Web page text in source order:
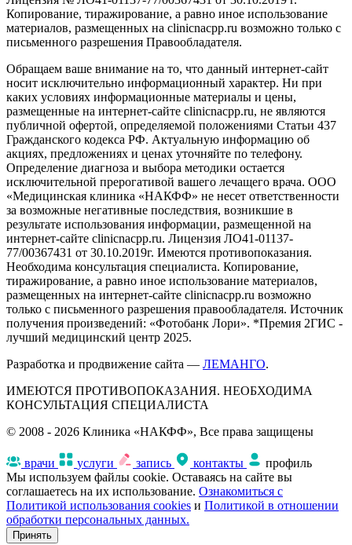
Копирование, тиражирование, а равно иное использование
материалов, размещенных на clinicnacpp.ru возможно только с
письменного разрешения Правообладателя.
Обращаем ваше внимание на то, что данный интернет-сайт
носит исключительно информационный характер. Ни при
каких условиях информационные материалы и цены,
размещенные на интернет-сайте clinicnacpp.ru, не являются
публичной офертой, определяемой положениями Статьи 437
Гражданского кодекса РФ. Актуальную информацию об
акциях, предложениях и ценах уточняйте по телефону.
Определение диагноза и выбора методики остается
исключительной прерогативой вашего лечащего врача. ООО
«Медицинская клиника «НАКФФ» не несет ответственности
за возможные негативные последствия, возникшие в
результате использования информации, размещенной на
интернет-сайте clinicnacpp.ru. Лицензия ЛО41-01137-
77/00367431 от 30.10.2019г. Имеются противопоказания.
Необходима консультация специалиста. Копирование,
тиражирование, а равно иное использование материалов,
размещенных на интернет-сайте clinicnacpp.ru возможно
только с письменного разрешения правообладателя. Источник
получения произведений: «Фотобанк Лори». *Премия 2ГИС -
лучший медицинский центр 2025.
Разработка и продвижение сайта — ЛЕМАНГО.
ИМЕЮТСЯ ПРОТИВОПОКАЗАНИЯ. НЕОБХОДИМА
КОНСУЛЬТАЦИЯ СПЕЦИАЛИСТА
© 2008 - 2026 Клиника «НАКФФ», Все права защищены
врачи услуги запись контакты
профиль
Мы используем файлы cookie. Оставаясь на сайте вы
соглашаетесь на их использование. Ознакомиться с
Политикой использования cookies и Политикой в отношении
обработки персональных данных.
Принять